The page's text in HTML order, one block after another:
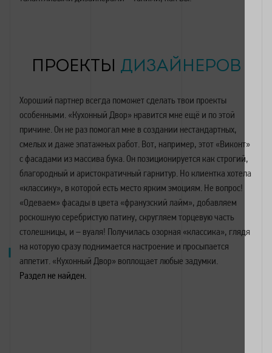
ПРОЕКТЫ ДИЗАЙНЕРОВ
Хороший партнер всегда поможет сделать твои проекты
особенными. «Кухонный Двор» нравится мне ещё и по этой
причине. Он не раз помогал мне в создании нестандартных,
смелых и даже эпатажных работ. Вот, например, этот «Виконт»
с фасадами из массива бука. Он позиционируется как строгий,
благородный и аристократичный гарнитур. Но клиентка хотела
«классику», в которой есть место ярким эмоциям. Не вопрос!
«Одеваем» фасады в цвета «франузский лайм», добавляем
роскошную серебристую патину, скругляем торцевую часть
столешницы, и – вуаля! Получилась озорная «классика», глядя
на которую сразу поднимается настроение и просыпается
аппетит. «Кухонный Двор» воплощает любые задумки.
Раздел не найден.